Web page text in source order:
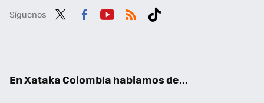
Síguenos
En Xataka Colombia hablamos de...